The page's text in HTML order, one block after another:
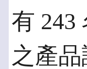
有 243
之產